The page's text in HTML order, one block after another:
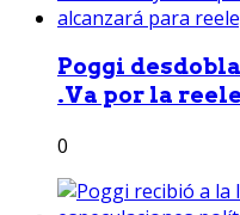
Poggi
.Va por la
0